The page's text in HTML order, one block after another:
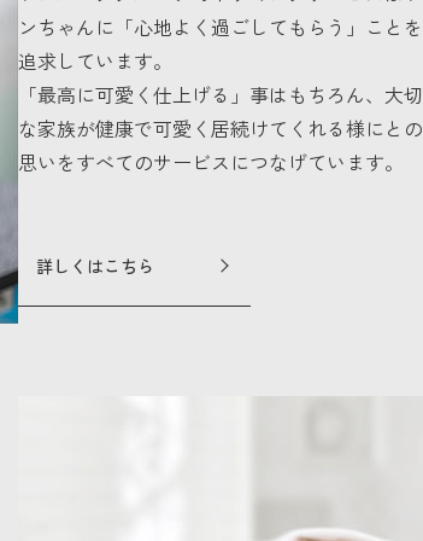
ンちゃんに「心地よく過ごしてもらう」ことを
追求しています。
「最高に可愛く仕上げる」事はもちろん、大切
な家族が健康で可愛く居続けてくれる様にとの
思いをすべてのサービスにつなげています。
詳しくはこちら